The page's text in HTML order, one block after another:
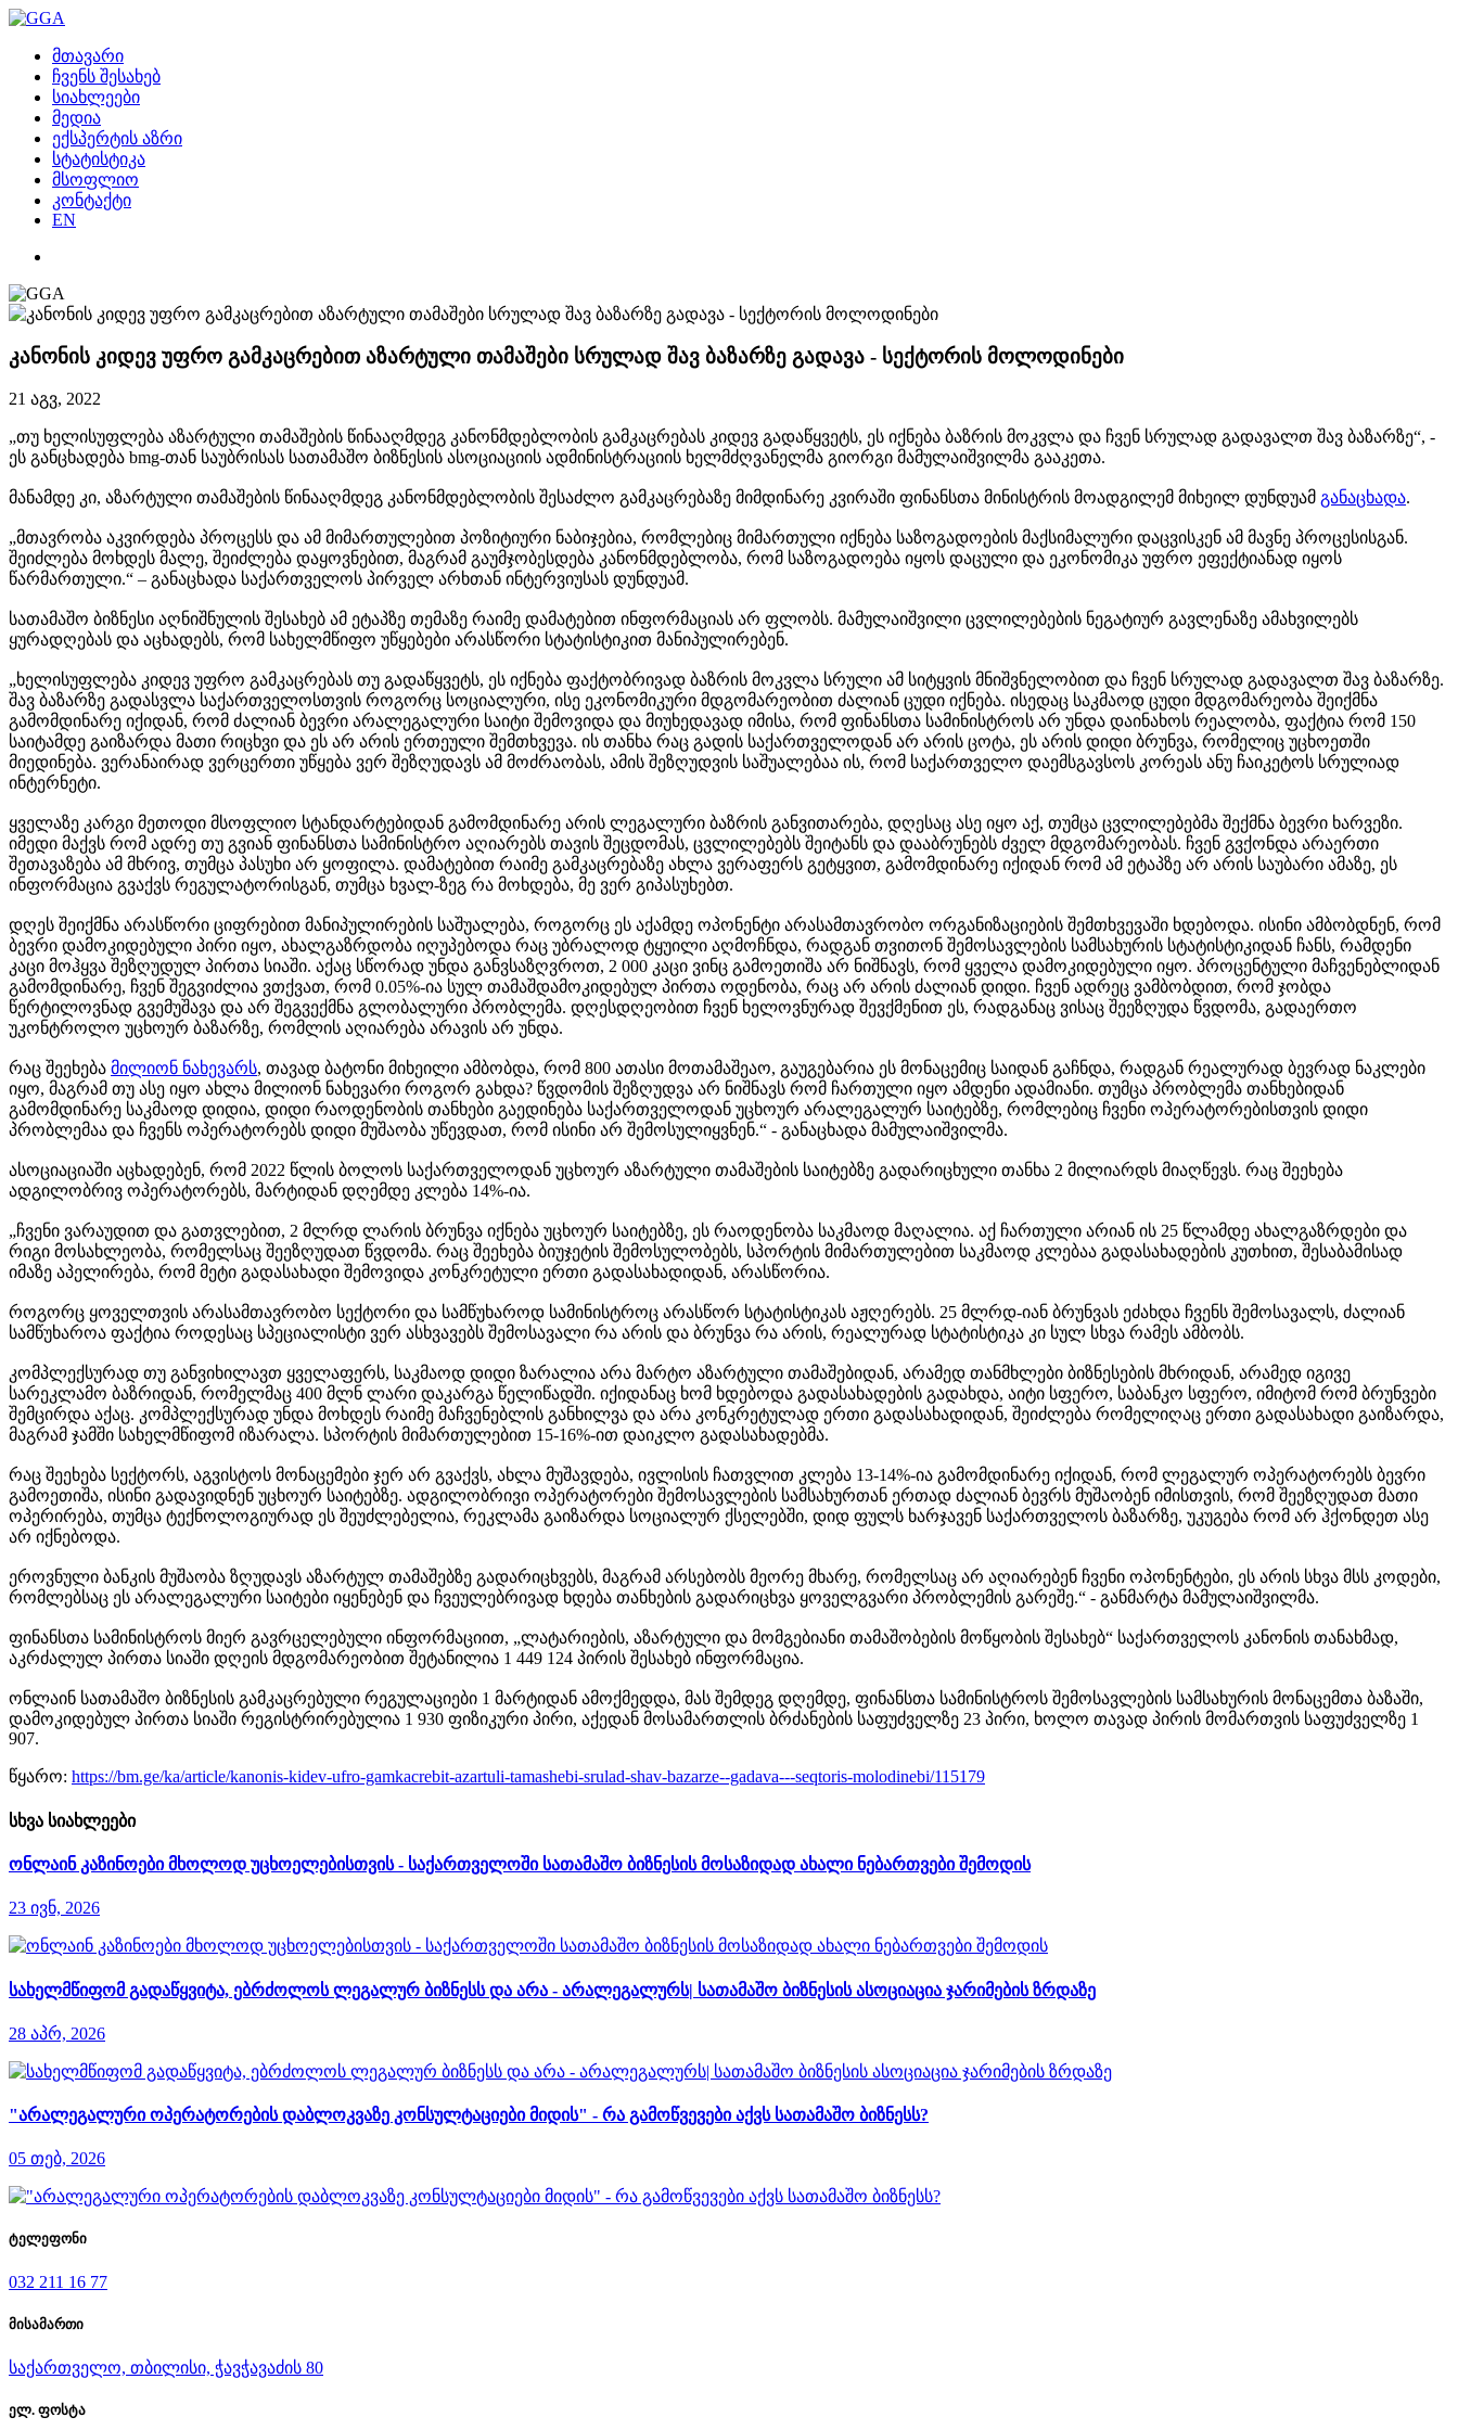
მთავარი
ჩვენს შესახებ
სიახლეები
მედია
ექსპერტის აზრი
სტატისტიკა
მსოფლიო
კონტაქტი
EN
კანონის კიდევ უფრო გამკაცრებით აზარტული თამაშები სრულად შავ ბაზარზე გადავა - სექტორის მოლოდინები
21 აგვ, 2022
„თუ ხელისუფლება აზარტული თამაშების წინააღმდეგ კანონმდებლობის გამკაცრებას კიდევ გადაწყვეტს, ეს იქნება ბაზრის მოკვლა და ჩვენ სრულად გადავალთ შავ ბაზარზე“, -
ეს განცხადება bmg-თან საუბრისას სათამაშო ბიზნესის ასოციაციის ადმინისტრაციის ხელმძღვანელმა გიორგი მამულაიშვილმა გააკეთა.
მანამდე კი, აზარტული თამაშების წინააღმდეგ კანონმდებლობის შესაძლო გამკაცრებაზე მიმდინარე კვირაში ფინანსთა მინისტრის მოადგილემ მიხეილ დუნდუამ განაცხადა.
„მთავრობა აკვირდება პროცესს და ამ მიმართულებით პოზიტიური ნაბიჯებია, რომლებიც მიმართული იქნება საზოგადოების მაქსიმალური დაცვისკენ ამ მავნე პროცესისგან.
შეიძლება მოხდეს მალე, შეიძლება დაყოვნებით, მაგრამ გაუმჯობესდება კანონმდებლობა, რომ საზოგადოება იყოს დაცული და ეკონომიკა უფრო ეფექტიანად იყოს
წარმართული.“ – განაცხადა საქართველოს პირველ არხთან ინტერვიუსას დუნდუამ.
სათამაშო ბიზნესი აღნიშნულის შესახებ ამ ეტაპზე თემაზე რაიმე დამატებით ინფორმაციას არ ფლობს. მამულაიშვილი ცვლილებების ნეგატიურ გავლენაზე ამახვილებს
ყურადღებას და აცხადებს, რომ სახელმწიფო უწყებები არასწორი სტატისტიკით მანიპულირებენ.
„ხელისუფლება კიდევ უფრო გამკაცრებას თუ გადაწყვეტს, ეს იქნება ფაქტობრივად ბაზრის მოკვლა სრული ამ სიტყვის მნიშვნელობით და ჩვენ სრულად გადავალთ შავ ბაზარზე.
შავ ბაზარზე გადასვლა საქართველოსთვის როგორც სოციალური, ისე ეკონომიკური მდგომარეობით ძალიან ცუდი იქნება. ისედაც საკმაოდ ცუდი მდგომარეობა შეიქმნა
გამომდინარე იქიდან, რომ ძალიან ბევრი არალეგალური საიტი შემოვიდა და მიუხედავად იმისა, რომ ფინანსთა სამინისტროს არ უნდა დაინახოს რეალობა, ფაქტია რომ 150
საიტამდე გაიზარდა მათი რიცხვი და ეს არ არის ერთეული შემთხვევა. ის თანხა რაც გადის საქართველოდან არ არის ცოტა, ეს არის დიდი ბრუნვა, რომელიც უცხოეთში
მიედინება. ვერანაირად ვერცერთი უწყება ვერ შეზღუდავს ამ მოძრაობას, ამის შეზღუდვის საშუალებაა ის, რომ საქართველო დაემსგავსოს კორეას ანუ ჩაიკეტოს სრულიად
ინტერნეტი.
ყველაზე კარგი მეთოდი მსოფლიო სტანდარტებიდან გამომდინარე არის ლეგალური ბაზრის განვითარება, დღესაც ასე იყო აქ, თუმცა ცვლილებებმა შექმნა ბევრი ხარვეზი.
იმედი მაქვს რომ ადრე თუ გვიან ფინანსთა სამინისტრო აღიარებს თავის შეცდომას, ცვლილებებს შეიტანს და დააბრუნებს ძველ მდგომარეობას. ჩვენ გვქონდა არაერთი
შეთავაზება ამ მხრივ, თუმცა პასუხი არ ყოფილა. დამატებით რაიმე გამკაცრებაზე ახლა ვერაფერს გეტყვით, გამომდინარე იქიდან რომ ამ ეტაპზე არ არის საუბარი ამაზე, ეს
ინფორმაცია გვაქვს რეგულატორისგან, თუმცა ხვალ-ზეგ რა მოხდება, მე ვერ გიპასუხებთ.
დღეს შეიქმნა არასწორი ციფრებით მანიპულირების საშუალება, როგორც ეს აქამდე ოპონენტი არასამთავრობო ორგანიზაციების შემთხვევაში ხდებოდა. ისინი ამბობდნენ, რომ
ბევრი დამოკიდებული პირი იყო, ახალგაზრდობა იღუპებოდა რაც უბრალოდ ტყუილი აღმოჩნდა, რადგან თვითონ შემოსავლების სამსახურის სტატისტიკიდან ჩანს, რამდენი
კაცი მოჰყვა შეზღუდულ პირთა სიაში. აქაც სწორად უნდა განვსაზღვროთ, 2 000 კაცი ვინც გამოეთიშა არ ნიშნავს, რომ ყველა დამოკიდებული იყო. პროცენტული მაჩვენებლიდან
გამომდინარე, ჩვენ შეგვიძლია ვთქვათ, რომ 0.05%-ია სულ თამაშდამოკიდებულ პირთა ოდენობა, რაც არ არის ძალიან დიდი. ჩვენ ადრეც ვამბობდით, რომ ჯობდა
წერტილოვნად გვემუშავა და არ შეგვექმნა გლობალური პრობლემა. დღესდღეობით ჩვენ ხელოვნურად შევქმენით ეს, რადგანაც ვისაც შეეზღუდა წვდომა, გადაერთო
უკონტროლო უცხოურ ბაზარზე, რომლის აღიარება არავის არ უნდა.
რაც შეეხება მილიონ ნახევარს, თავად ბატონი მიხეილი ამბობდა, რომ 800 ათასი მოთამაშეაო, გაუგებარია ეს მონაცემიც საიდან გაჩნდა, რადგან რეალურად ბევრად ნაკლები
იყო, მაგრამ თუ ასე იყო ახლა მილიონ ნახევარი როგორ გახდა? წვდომის შეზღუდვა არ ნიშნავს რომ ჩართული იყო ამდენი ადამიანი. თუმცა პრობლემა თანხებიდან
გამომდინარე საკმაოდ დიდია, დიდი რაოდენობის თანხები გაედინება საქართველოდან უცხოურ არალეგალურ საიტებზე, რომლებიც ჩვენი ოპერატორებისთვის დიდი
პრობლემაა და ჩვენს ოპერატორებს დიდი მუშაობა უწევდათ, რომ ისინი არ შემოსულიყვნენ.“ - განაცხადა მამულაიშვილმა.
ასოციაციაში აცხადებენ, რომ 2022 წლის ბოლოს საქართველოდან უცხოურ აზარტული თამაშების საიტებზე გადარიცხული თანხა 2 მილიარდს მიაღწევს. რაც შეეხება
ადგილობრივ ოპერატორებს, მარტიდან დღემდე კლება 14%-ია.
„ჩვენი ვარაუდით და გათვლებით, 2 მლრდ ლარის ბრუნვა იქნება უცხოურ საიტებზე, ეს რაოდენობა საკმაოდ მაღალია. აქ ჩართული არიან ის 25 წლამდე ახალგაზრდები და
რიგი მოსახლეობა, რომელსაც შეეზღუდათ წვდომა. რაც შეეხება ბიუჯეტის შემოსულობებს, სპორტის მიმართულებით საკმაოდ კლებაა გადასახადების კუთხით, შესაბამისად
იმაზე აპელირება, რომ მეტი გადასახადი შემოვიდა კონკრეტული ერთი გადასახადიდან, არასწორია.
როგორც ყოველთვის არასამთავრობო სექტორი და სამწუხაროდ სამინისტროც არასწორ სტატისტიკას აჟღერებს. 25 მლრდ-იან ბრუნვას ეძახდა ჩვენს შემოსავალს, ძალიან
სამწუხაროა ფაქტია როდესაც სპეციალისტი ვერ ასხვავებს შემოსავალი რა არის და ბრუნვა რა არის, რეალურად სტატისტიკა კი სულ სხვა რამეს ამბობს.
კომპლექსურად თუ განვიხილავთ ყველაფერს, საკმაოდ დიდი ზარალია არა მარტო აზარტული თამაშებიდან, არამედ თანმხლები ბიზნესების მხრიდან, არამედ იგივე
სარეკლამო ბაზრიდან, რომელმაც 400 მლნ ლარი დაკარგა წელიწადში. იქიდანაც ხომ ხდებოდა გადასახადების გადახდა, აიტი სფერო, საბანკო სფერო, იმიტომ რომ ბრუნვები
შემცირდა აქაც. კომპლექსურად უნდა მოხდეს რაიმე მაჩვენებლის განხილვა და არა კონკრეტულად ერთი გადასახადიდან, შეიძლება რომელიღაც ერთი გადასახადი გაიზარდა,
მაგრამ ჯამში სახელმწიფომ იზარალა. სპორტის მიმართულებით 15-16%-ით დაიკლო გადასახადებმა.
რაც შეეხება სექტორს, აგვისტოს მონაცემები ჯერ არ გვაქვს, ახლა მუშავდება, ივლისის ჩათვლით კლება 13-14%-ია გამომდინარე იქიდან, რომ ლეგალურ ოპერატორებს ბევრი
გამოეთიშა, ისინი გადავიდნენ უცხოურ საიტებზე. ადგილობრივი ოპერატორები შემოსავლების სამსახურთან ერთად ძალიან ბევრს მუშაობენ იმისთვის, რომ შეეზღუდათ მათი
ოპერირება, თუმცა ტექნოლოგიურად ეს შეუძლებელია, რეკლამა გაიზარდა სოციალურ ქსელებში, დიდ ფულს ხარჯავენ საქართველოს ბაზარზე, უკუგება რომ არ ჰქონდეთ ასე
არ იქნებოდა.
ეროვნული ბანკის მუშაობა ზღუდავს აზარტულ თამაშებზე გადარიცხვებს, მაგრამ არსებობს მეორე მხარე, რომელსაც არ აღიარებენ ჩვენი ოპონენტები, ეს არის სხვა მსს კოდები,
რომლებსაც ეს არალეგალური საიტები იყენებენ და ჩვეულებრივად ხდება თანხების გადარიცხვა ყოველგვარი პრობლემის გარეშე.“ - განმარტა მამულაიშვილმა.
ფინანსთა სამინისტროს მიერ გავრცელებული ინფორმაციით, „ლატარიების, აზარტული და მომგებიანი თამაშობების მოწყობის შესახებ“ საქართველოს კანონის თანახმად,
აკრძალულ პირთა სიაში დღეის მდგომარეობით შეტანილია 1 449 124 პირის შესახებ ინფორმაცია.
ონლაინ სათამაშო ბიზნესის გამკაცრებული რეგულაციები 1 მარტიდან ამოქმედდა, მას შემდეგ დღემდე, ფინანსთა სამინისტროს შემოსავლების სამსახურის მონაცემთა ბაზაში,
დამოკიდებულ პირთა სიაში რეგისტრირებულია 1 930 ფიზიკური პირი, აქედან მოსამართლის ბრძანების საფუძველზე 23 პირი, ხოლო თავად პირის მომართვის საფუძველზე 1
907.
წყარო: https://bm.ge/ka/article/kanonis-kidev-ufro-gamkacrebit-azartuli-tamashebi-srulad-shav-bazarze--gadava---seqtoris-molodinebi/115179
სხვა სიახლეები
ონლაინ კაზინოები მხოლოდ უცხოელებისთვის - საქართველოში სათამაშო ბიზნესის მოსაზიდად ახალი ნებართვები შემოდის
23 ივნ, 2026
სახელმწიფომ გადაწყვიტა, ებრძოლოს ლეგალურ ბიზნესს და არა - არალეგალურს| სათამაშო ბიზნესის ასოციაცია ჯარიმების ზრდაზე
28 აპრ, 2026
"არალეგალური ოპერატორების დაბლოკვაზე კონსულტაციები მიდის" - რა გამოწვევები აქვს სათამაშო ბიზნესს?
05 თებ, 2026
ტელეფონი
032 211 16 77
მისამართი
საქართველო, თბილისი, ჭავჭავაძის 80
ელ. ფოსტა